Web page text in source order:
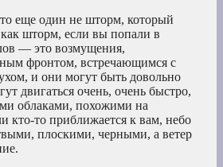
еще один не шторм, который
шторм, если вы попали в
— это возмущения,
фронтом, встречающимся с
и они могут быть довольно
двигаться очень, очень быстро,
облаками, похожими на
кто-то приближается к вам, небо
плоскими, черными, а ветер